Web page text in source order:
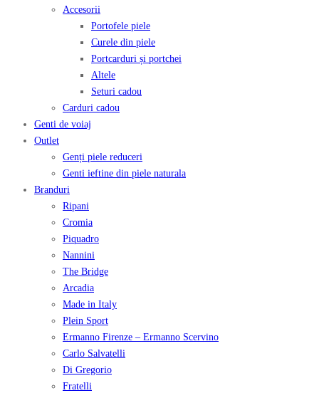
Accesorii
Portofele piele
Curele din piele
Portcarduri și portchei
Altele
Seturi cadou
Carduri cadou
Genti de voiaj
Outlet
Genți piele reduceri
Genti ieftine din piele naturala
Branduri
Ripani
Cromia
Piquadro
Nannini
The Bridge
Arcadia
Made in Italy
Plein Sport
Ermanno Firenze – Ermanno Scervino
Carlo Salvatelli
Di Gregorio
Fratelli